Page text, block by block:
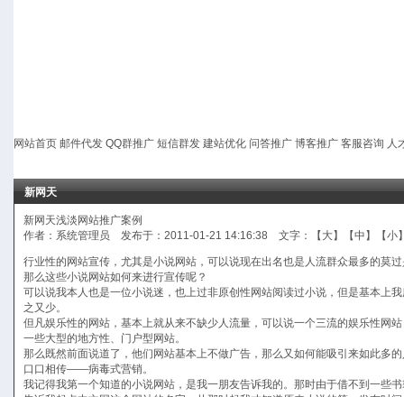
网站首页 邮件代发 QQ群推广 短信群发 建站优化 问答推广 博客推广 客服咨询 人
新网天
新网天浅淡网站推广案例
作者：系统管理员 发布于：2011-01-21 14:16:38 文字：【 大】【中 】【小
行业性的网站宣传，尤其是小说网站，可以说现在出名也是人流群众最多的莫
那么这些小说网站如何来进行宣传呢？
可以说我本人也是一位小说迷，也上过非原创性网站阅读过小说，但是基本上
之又少。
但凡娱乐性的网站，基本上就从来不缺少人流量，可以说一个三流的娱乐性网
一些大型的地方性、门户型网站。
那么既然前面说道了，他们网站基本上不做广告，那么又如何能吸引来如此多
口口相传——病毒式营销。
我记得我第一个知道的小说网站，是我一朋友告诉我的。那时由于借不到一些